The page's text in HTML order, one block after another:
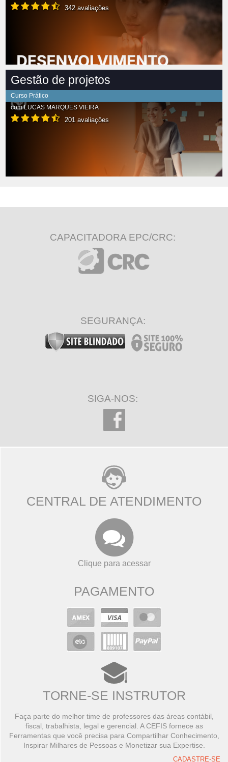
342 avaliações
Gestão de projetos
Curso Prático
comLUCAS MARQUES VIEIRA
201 avaliações
CAPACITADORA EPC/CRC:
SEGURANÇA:
SIGA-NOS:
CENTRAL DE ATENDIMENTO
Clique para acessar
PAGAMENTO
TORNE-SE INSTRUTOR
Faça parte do melhor time de professores das áreas contábil,
fiscal, trabalhista, legal e gerencial. A CEFIS fornece as
Ferramentas que você precisa para Compartilhar Conhecimento,
Inspirar Milhares de Pessoas e Monetizar sua Expertise.
CADASTRE-SE